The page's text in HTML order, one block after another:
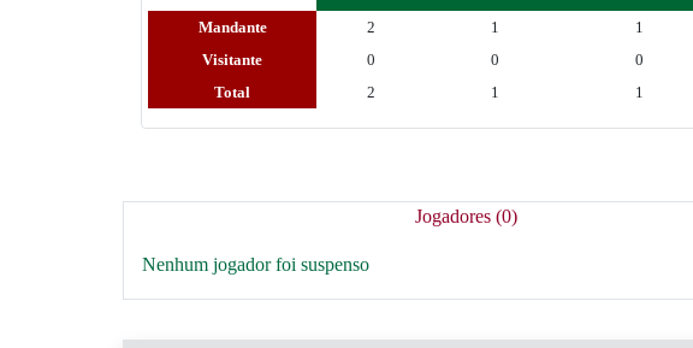
Mandante 2 1 1
Visitante
0 0 0
Total
2 1 1
Jogadores (0)
Nenhum jogador foi suspenso